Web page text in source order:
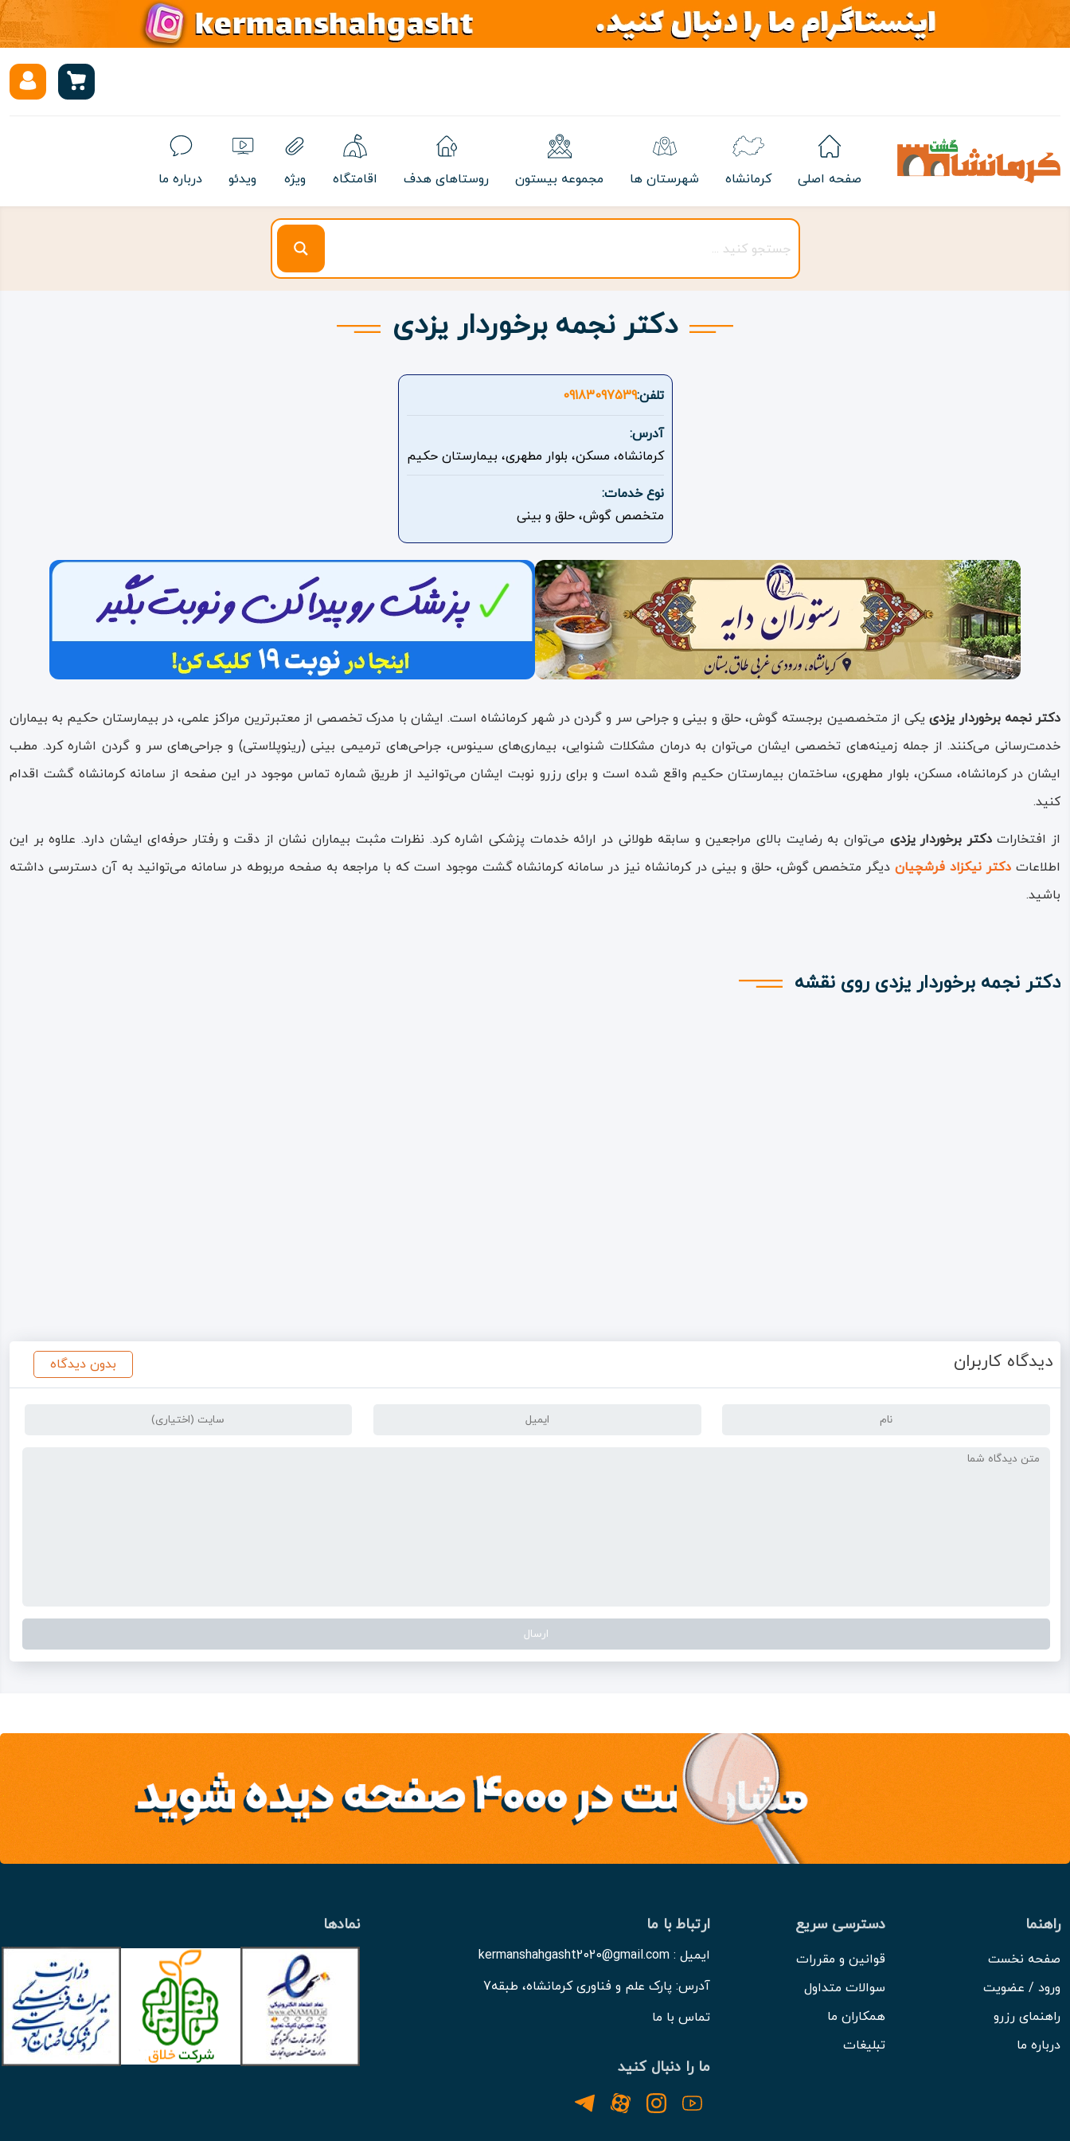
صفحه اصلی کرمانشاه شهرستان ها مجموعه بیستون روستاهای هدف اقامتگاه ویژه ویدئو درباره ما
دکتر نجمه برخوردار یزدی
تلفن:09183097539
آدرس:
کرمانشاه، مسکن، بلوار مطهری، بیمارستان حکیم
نوع خدمات:
متخصص گوش، حلق و بینی
دکتر نجمه برخوردار یزدییکی از متخصصین برجسته گوش، حلق و بینی و جراحی سر و گردن در شهر کرمانشاه است. ایشان با مدرک تخصصی از معتبرترین مراکز علمی، در بیمارستان حکیم به بیماران
خدمت‌رسانی می‌کنند. از جمله زمینه‌های تخصصی ایشان می‌توان به درمان مشکلات شنوایی، بیماری‌های سینوس، جراحی‌های ترمیمی بینی (رینوپلاستی) و جراحی‌های سر و گردن اشاره کرد. مطب
ایشان در کرمانشاه، مسکن، بلوار مطهری، ساختمان بیمارستان حکیم واقع شده است و برای رزرو نوبت ایشان می‌توانید از طریق شماره تماس موجود در این صفحه از سامانه کرمانشاه گشت اقدام
کنید.
از افتخاراتدکتر برخوردار یزدی می‌توان به رضایت بالای مراجعین و سابقه طولانی در ارائه خدمات پزشکی اشاره کرد. نظرات مثبت بیماران نشان از دقت و رفتار حرفه‌ای ایشان دارد. علاوه بر این
اطلاعات دکتر نیکزاد فرشچیاندیگر متخصص گوش، حلق و بینی در کرمانشاه نیز در سامانه کرمانشاه گشت موجود است که با مراجعه به صفحه مربوطه در سامانه می‌توانید به آن دسترسی داشته
باشید.
دکتر نجمه برخوردار یزدی روی نقشه
دیدگاه کاربران بدون دیدگاه
راهنما
صفحه نخست
ورود / عضویت
راهنمای رزرو
درباره ما
دسترسی سریع
قوانین و مقررات
سوالات متداول
همکاران ما
تبلیغات
ارتباط با ما
ایمیل : kermanshahgasht2020@gmail.com
آدرس: پارک علم و فناوری کرمانشاه، طبقه7
تماس با ما
ما را دنبال کنید
نمادها